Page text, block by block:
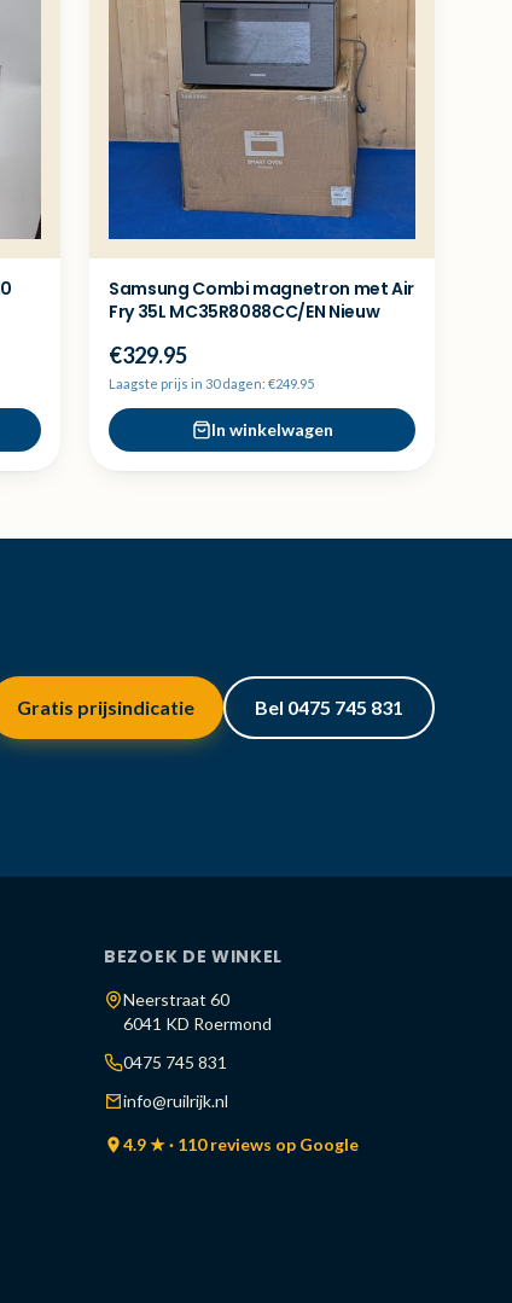
Samsung Combi magnetron met Air
Fry 35L MC35R8088CC/EN Nieuw
€329.95
Laagste prijs in 30 dagen: €249.95
In winkelwagen
Gratis prijsindicatie Bel 0475 745 831
BEZOEK DE WINKEL
Neerstraat 60
6041 KD Roermond
0475 745 831
info@ruilrijk.nl
4.9 ★ · 110 reviews op Google